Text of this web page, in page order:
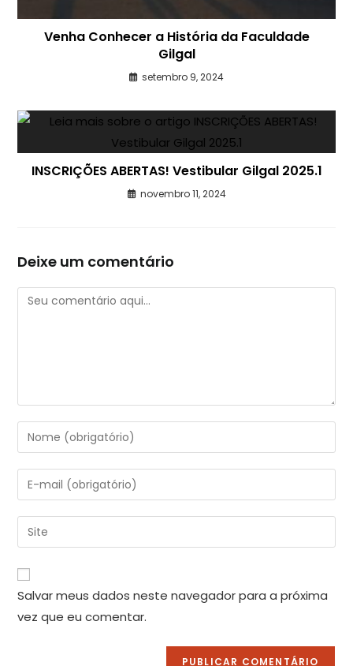
Venha Conhecer a História da Faculdade
Gilgal
setembro 9, 2024
INSCRIÇÕES ABERTAS! Vestibular Gilgal 2025.1
novembro 11, 2024
Deixe um comentário
Salvar meus dados neste navegador para a próxima
vez que eu comentar.